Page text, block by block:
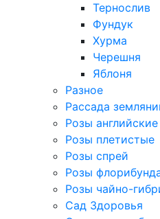
Тернослив
Фундук
Хурма
Черешня
Яблоня
Разное
Рассада
Розы английские
Розы плетистые
Розы спрей
Розы
Розы чайно-
Сад Здоровья